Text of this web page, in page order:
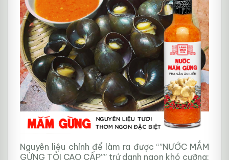
Nguyên liệu chính để làm ra được “”NƯỚC MẮM
GỪNG TỎI CAO CẤP”” trứ danh ngon khó cưỡng: